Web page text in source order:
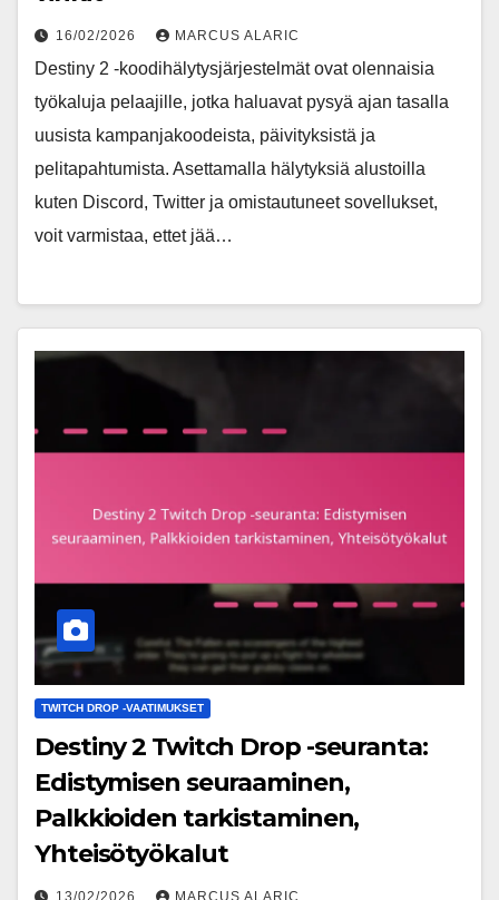
16/02/2026 MARCUS ALARIC
Destiny 2 -koodihälytysjärjestelmät ovat olennaisia
työkaluja pelaajille, jotka haluavat pysyä ajan tasalla
uusista kampanjakoodeista, päivityksistä ja
pelitapahtumista. Asettamalla hälytyksiä alustoilla
kuten Discord, Twitter ja omistautuneet sovellukset,
voit varmistaa, ettet jää…
TWITCH DROP -VAATIMUKSET
Destiny 2 Twitch Drop -seuranta:
Edistymisen seuraaminen,
Palkkioiden tarkistaminen,
Yhteisötyökalut